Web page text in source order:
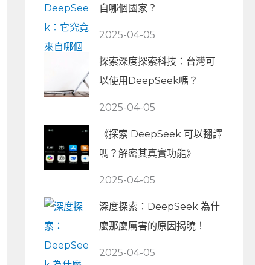
自哪個國家？
2025-04-05
探索深度探索科技：台灣可
以使用DeepSeek嗎？
2025-04-05
《探索 DeepSeek 可以翻譯
嗎？解密其真實功能》
2025-04-05
深度探索：DeepSeek 為什
麼那麼厲害的原因揭曉！
2025-04-05